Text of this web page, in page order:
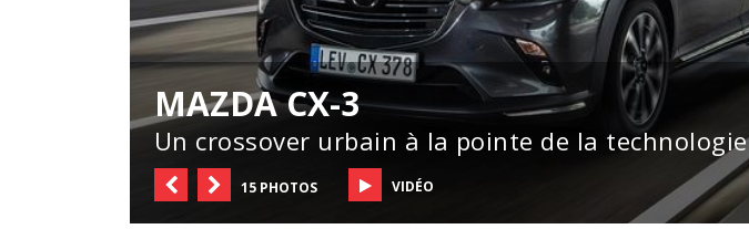
MAZDA CX-3
Un crossover urbain à la pointe de la technologie
15 PHOTOS VIDÉO